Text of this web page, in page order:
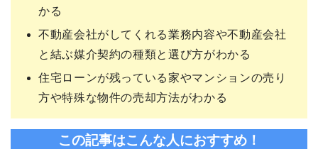
かる
不動産会社がしてくれる業務内容や不動産会社
と結ぶ媒介契約の種類と選び方がわかる
住宅ローンが残っている家やマンションの売り
方や特殊な物件の売却方法がわかる
この記事はこんな人におすすめ！